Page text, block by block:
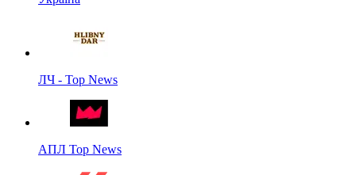
ЛЧ - Top News
АПЛ Top News